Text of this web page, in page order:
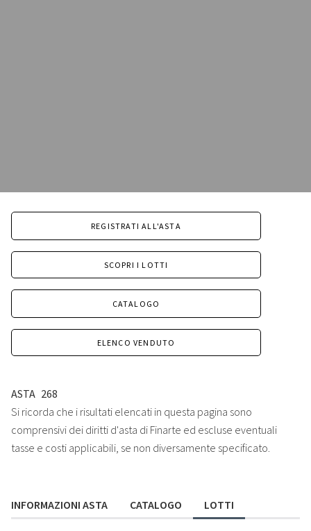
REGISTRATI ALL'ASTA
SCOPRI I LOTTI
CATALOGO
ELENCO VENDUTO
ASTA 268
Si ricorda che i risultati elencati in questa pagina sono
comprensivi dei diritti d'asta di Finarte ed escluse eventuali
tasse e costi applicabili, se non diversamente specificato.
INFORMAZIONI ASTA CATALOGO LOTTI